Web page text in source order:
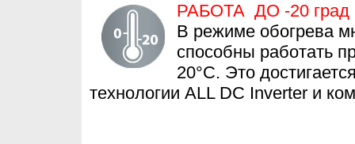
РАБОТА ДО -20 град
В режиме обогрева
способны работать
20°С. Это
технологии ALL DC Inverter и